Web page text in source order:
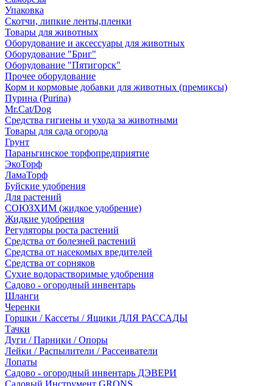
Упаковка
Скотчи, липкие ленты,пленки
Товары для животных
Оборудование и аксессуары для животных
Оборудование "Бриг"
Оборудование "Пятигорск"
Прочее оборудование
Корм и кормовые добавки для животных (премиксы)
Пурина (Purina)
Mr.Cat/Dog
Средства гигиены и ухода за животными
Товары для сада огорода
Грунт
Параньгинское торфопредприятие
ЭкоТорф
ЛамаТорф
Буйские удобрения
Для растений
СОЮЗХИМ (жидкое удобрение)
Жидкие удобрения
Регуляторы роста растений
Средства от болезней растений
Средства от насекомых вредителей
Средства от сорняков
Сухие водорастворимые удобрения
Садово - огородный инвентарь
Шланги
Черенки
Горшки / Кассеты / Ящики ДЛЯ РАССАДЫ
Тачки
Дуги / Парники / Опоры
Лейки / Распылители / Рассеиватели
Лопаты
Садово - огородный инвентарь ДЭВЕРИ
Садовый Инструмент GRONS